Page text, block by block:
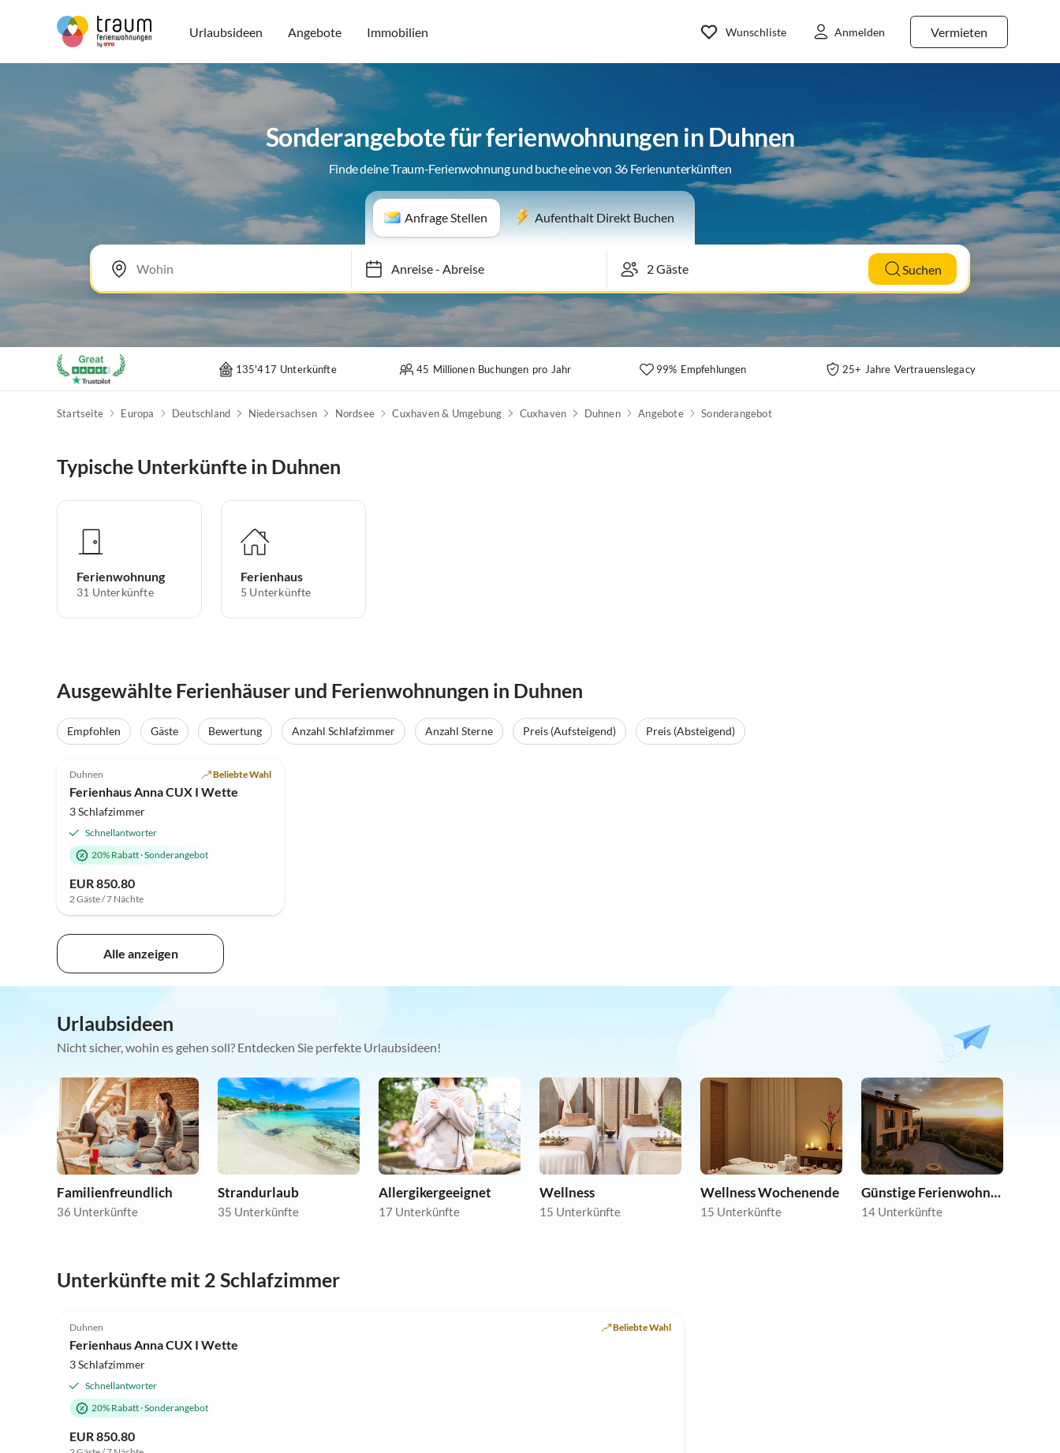
Urlaubsideen Angebote Immobilien Vermieten
Wunschliste Anmelden
Sonderangebote für ferienwohnungen in Duhnen
Finde deine Traum-Ferienwohnung und buche eine von 36 Ferienunterkünften
Anfrage Stellen Aufenthalt Direkt Buchen
Anreise-Abreise Suchen
135'417 Unterkünfte 45 Millionen Buchungen pro Jahr 99% Empfehlungen 25+ Jahre Vertrauenslegacy
Startseite Europa Deutschland Niedersachsen Nordsee Cuxhaven & Umgebung Cuxhaven Duhnen Angebote Sonderangebot
Typische Unterkünfte in Duhnen
Ferienwohnung
31 Unterkünfte
Ferienhaus
5 Unterkünfte
Ausgewählte Ferienhäuser und Ferienwohnungen in Duhnen
Empfohlen Gäste Bewertung Anzahl Schlafzimmer Anzahl Sterne Preis (Aufsteigend) Preis (Absteigend)
Top-Inserat
Duhnen Beliebte Wahl
Ferienhaus Anna CUX I Wette
3 Schlafzimmer
Schnellantworter
20% Rabatt·Sonderangebot
EUR 850.80
2 Gäste / 7 Nächte
Alle anzeigen
Urlaubsideen
Nicht sicher, wohin es gehen soll? Entdecken Sie perfekte Urlaubsideen!
Familienfreundlich
36 Unterkünfte
Strandurlaub
35 Unterkünfte
Allergikergeeignet
17 Unterkünfte
Wellness
15 Unterkünfte
Wellness Wochenende
15 Unterkünfte
Günstige Ferienwohnungen
14 Unterkünfte
Unterkünfte mit 2 Schlafzimmer
Duhnen Beliebte Wahl
Ferienhaus Anna CUX I Wette
3 Schlafzimmer
Schnellantworter
20% Rabatt·Sonderangebot
EUR 850.80